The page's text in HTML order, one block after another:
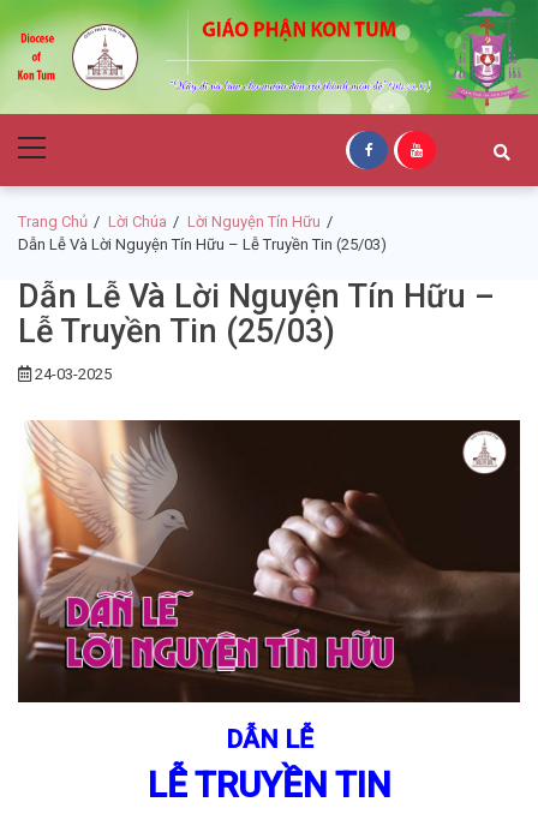
to
navigation
to
content
Giáo Phận Kon
Tum
Menu
Trang Chủ Lời Chúa
Lời Nguyện Tín Hữu
Dẫn Lễ Và Lời Nguyện Tín Hữu – Lễ Truyền Tin (25/03)
Dẫn Lễ Và Lời Nguyện Tín Hữu –
Lễ Truyền Tin (25/03)
24-03-2025
DẪN LỄ
LỄ TRUYỀN TIN